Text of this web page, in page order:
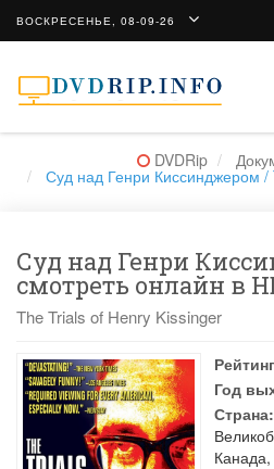
ВОСКРЕСЕНЬЕ, 08-09-26
DVDRip
Суд над Генри Киссинджером
Суд над Генри
смотреть онлайн в
The Trials of Henry Kissinger
Год
Страна: